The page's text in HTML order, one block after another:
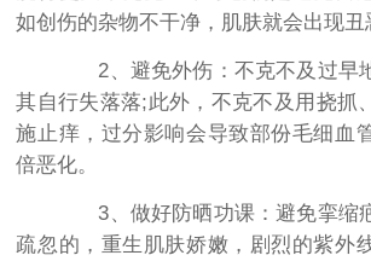
如创伤的杂物不干净，肌肤就会出现丑
2、避免外伤：不克不及过早
其自行失落落;此外，不克不及用挠抓
施止痒，过分影响会导致部份毛细血
倍恶化。
3、做好防晒功课：避免挛缩
疏忽的，重生肌肤娇嫩，剧烈的紫外